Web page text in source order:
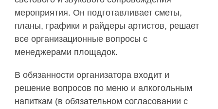
мероприятия. Он подготавливает сметы,
планы, графики и райдеры артистов, решает
все организационные вопросы с
менеджерами площадок.
В обязанности организатора входит и
решение вопросов по меню и алкогольным
напиткам (в обязательном согласовании с